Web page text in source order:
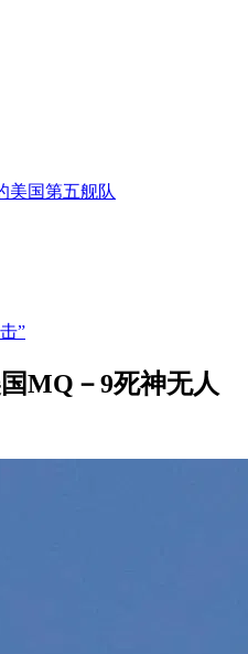
美国第五舰队
”
MQ－9死神无人